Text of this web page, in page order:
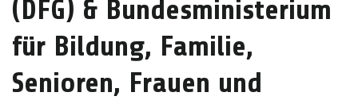
(DFG) & Bundesministerium
für Bildung, Familie,
Senioren, Frauen und